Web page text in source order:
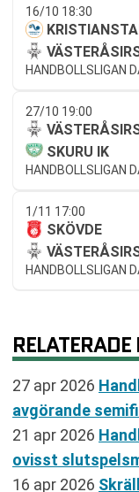
16/10 18:30
HANDBOLLSLIGAN
27/10 19:00
SKURU IK
HANDBOLLSLIGAN
1/11 17:00
SKÖVDE
HANDBOLLSLIGAN
27 apr 2026
avgörande
21 apr 2026
ovisst
16 apr 2026